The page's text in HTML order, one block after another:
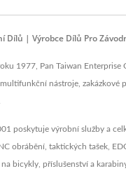
Dílů | Výrobce Dílů Pro
1977, Pan Taiwan
nástroje, zakázkové
poskytuje výrobní služby a
obrábění, taktických tašek,
bicykly, příslušenství a